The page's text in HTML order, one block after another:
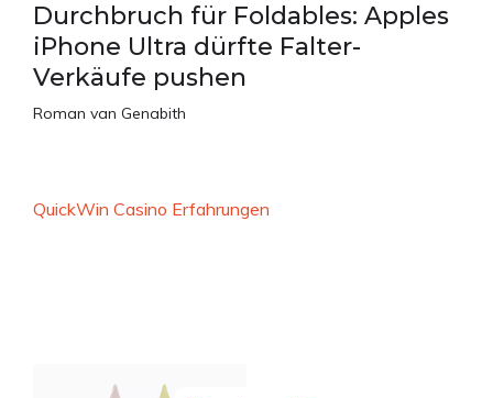
Durchbruch für Foldables: Apples
iPhone Ultra dürfte Falter-
Verkäufe pushen
Roman van Genabith
QuickWin Casino Erfahrungen